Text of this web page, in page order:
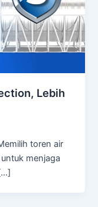
Lebih
toren air
menjaga